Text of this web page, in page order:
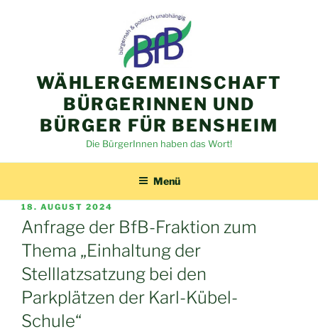
WÄHLERGEMEINSCHAFT
BÜRGERINNEN UND
BÜRGER FÜR BENSHEIM
Die BürgerInnen haben das Wort!
Menü
VERÖFFENTLICHT
AM
18. AUGUST 2024
Anfrage der BfB-Fraktion zum
Thema „Einhaltung der
Stelllatzsatzung bei den
Parkplätzen der Karl-Kübel-
Schule“